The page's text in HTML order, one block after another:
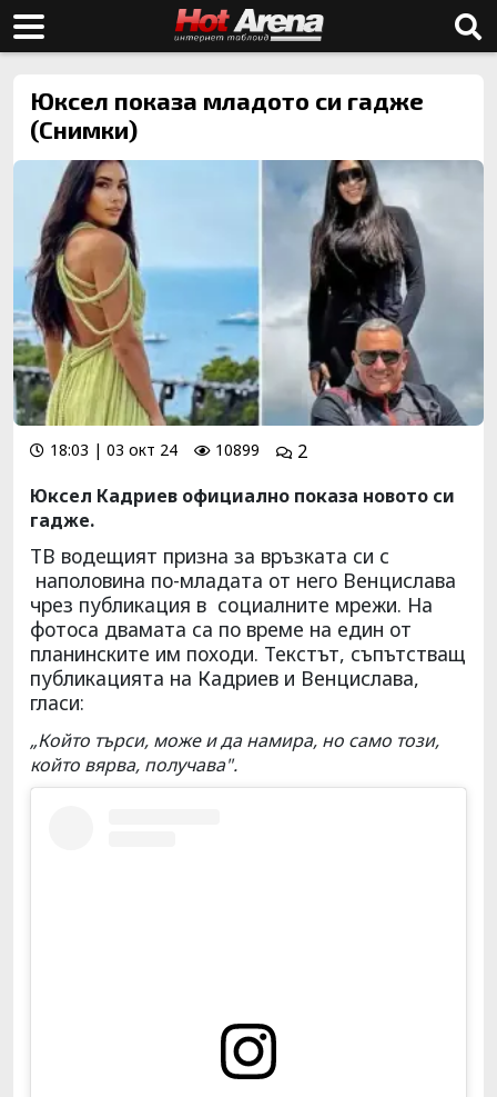
Юксел показа младото си гадже
(Снимки)
18:03 | 03 окт 24 10899
2
Юксел Кадриев официално показа новото си
гадже.
ТВ водещият призна за връзката си с
наполовина по-младата от него Венцислава
чрез публикация в социалните мрежи. На
фотоса двамата са по време на един от
планинските им походи. Текстът, съпътстващ
публикацията на Кадриев и Венцислава,
гласи:
„Който търси, може и да намира, но само този,
който вярва, получава".